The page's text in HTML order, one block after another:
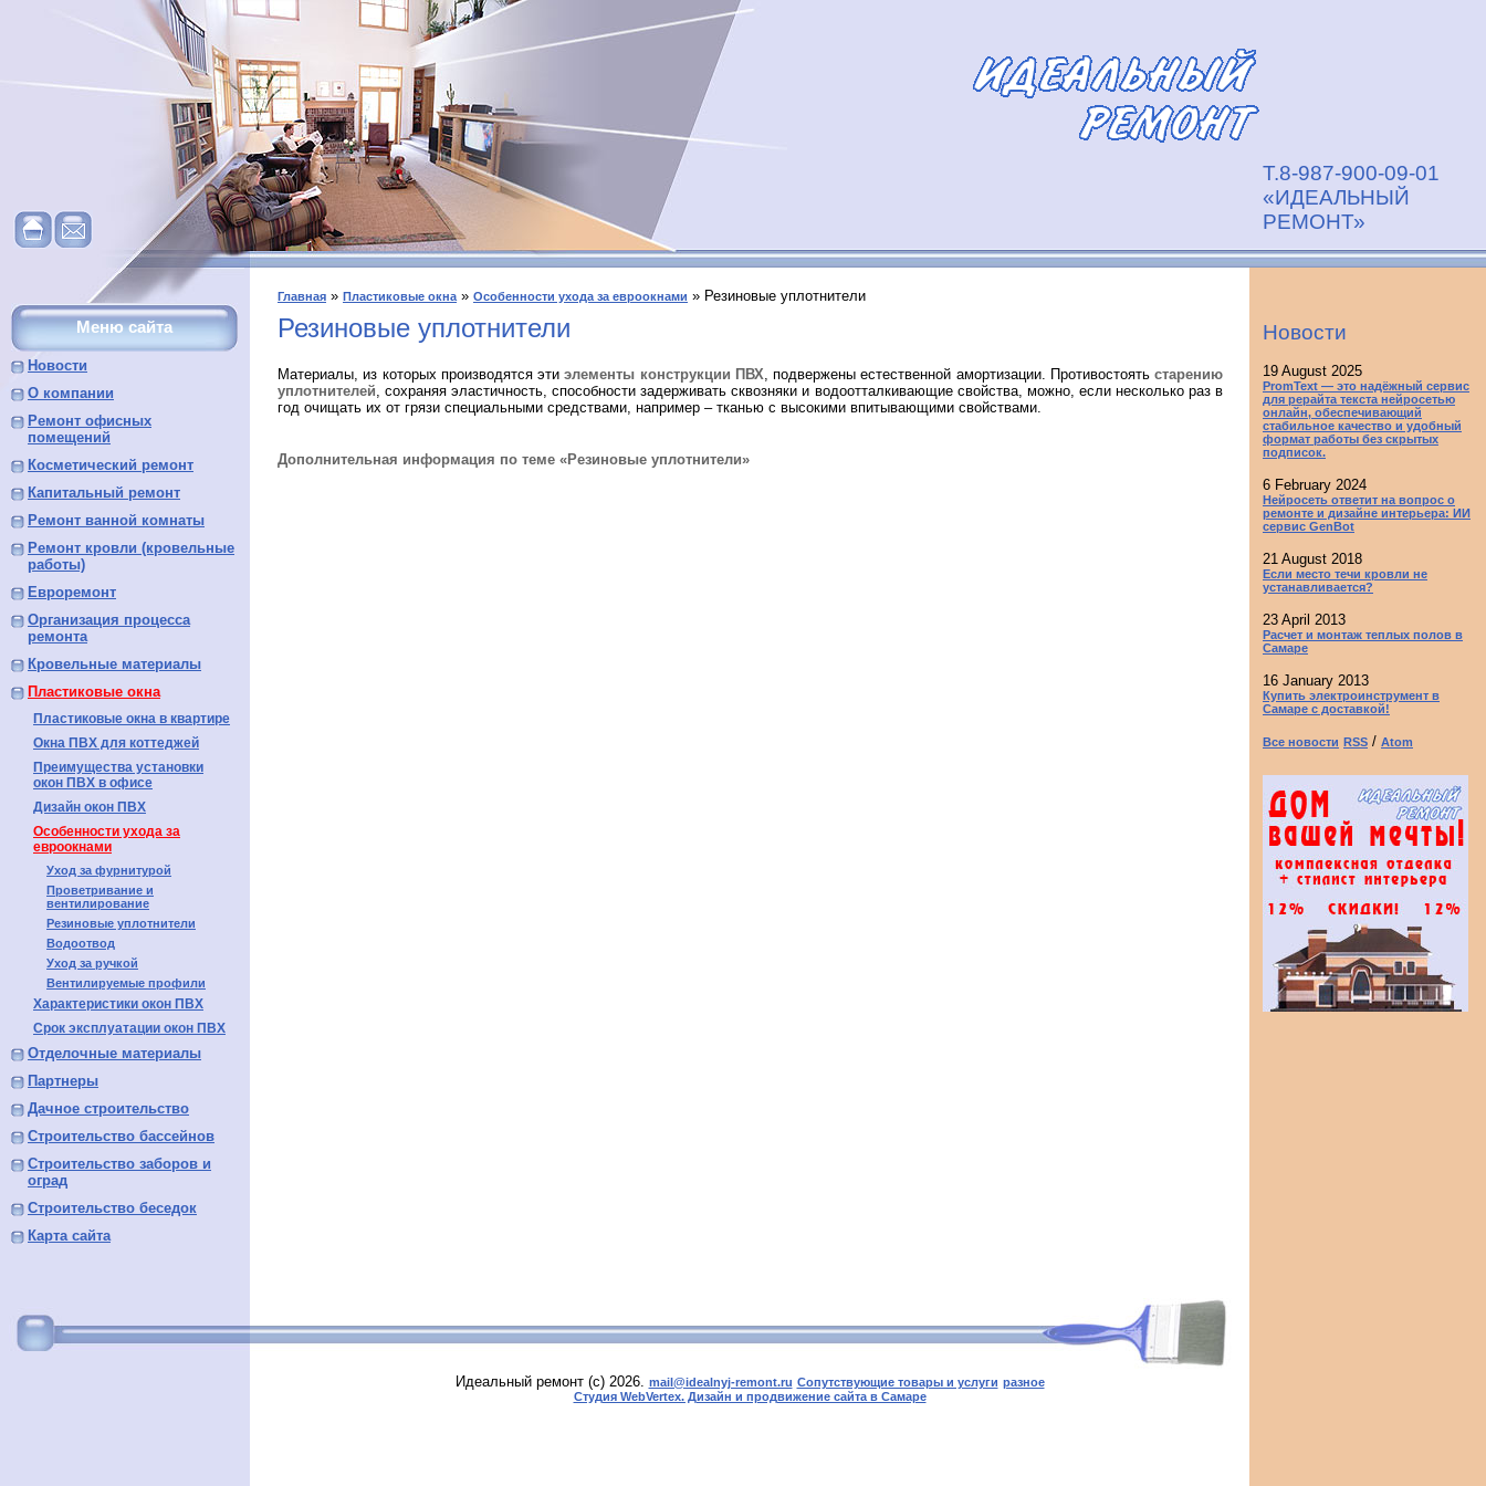
Т.8-987-900-09-01
«ИДЕАЛЬНЫЙ
РЕМОНТ»
Меню сайта
Новости
О компании
Ремонт офисных
помещений
Косметический ремонт
Капитальный ремонт
Ремонт ванной комнаты
Ремонт кровли (кровельные
работы)
Евроремонт
Организация процесса
ремонта
Кровельные материалы
Пластиковые окна
Пластиковые окна в квартире
Окна ПВХ для коттеджей
Преимущества установки
окон ПВХ в офисе
Дизайн окон ПВХ
Особенности ухода за
евроокнами
Уход за фурнитурой
Проветривание и
вентилирование
Резиновые уплотнители
Водоотвод
Уход за ручкой
Вентилируемые профили
Характеристики окон ПВХ
Срок эксплуатации окон ПВХ
Отделочные материалы
Партнеры
Дачное строительство
Строительство бассейнов
Строительство заборов и
оград
Строительство беседок
Карта сайта
Новости
19 August 2025
PromText — это надёжный сервис
для рерайта текста нейросетью
онлайн, обеспечивающий
стабильное качество и удобный
формат работы без скрытых
подписок.
6 February 2024
Нейросеть ответит на вопрос о
ремонте и дизайне интерьера: ИИ
сервис GenBot
21 August 2018
Если место течи кровли не
устанавливается?
23 April 2013
Расчет и монтаж теплых полов в
Самаре
16 January 2013
Купить электроинструмент в
Самаре с доставкой!
Все новости RSS / Atom
Главная » Пластиковые окна» Особенности ухода за евроокнами » Резиновые уплотнители
Резиновые уплотнители
Материалы, из которых производятся этиэлементы конструкции ПВХ, подвержены естественной амортизации. Противостоять старению
уплотнителей, сохраняя эластичность, способности задерживать сквозняки и водоотталкивающие свойства, можно, если несколько раз в
год очищать их от грязи специальными средствами, например – тканью с высокими впитывающими свойствами.
Дополнительная информация по теме «Резиновые уплотнители»
Идеальный ремонт (с) 2026. mail@idealnyj-remont.ru Сопутствующие товары и услуги разное
Студия WebVertex. Дизайн и продвижение сайта в Самаре